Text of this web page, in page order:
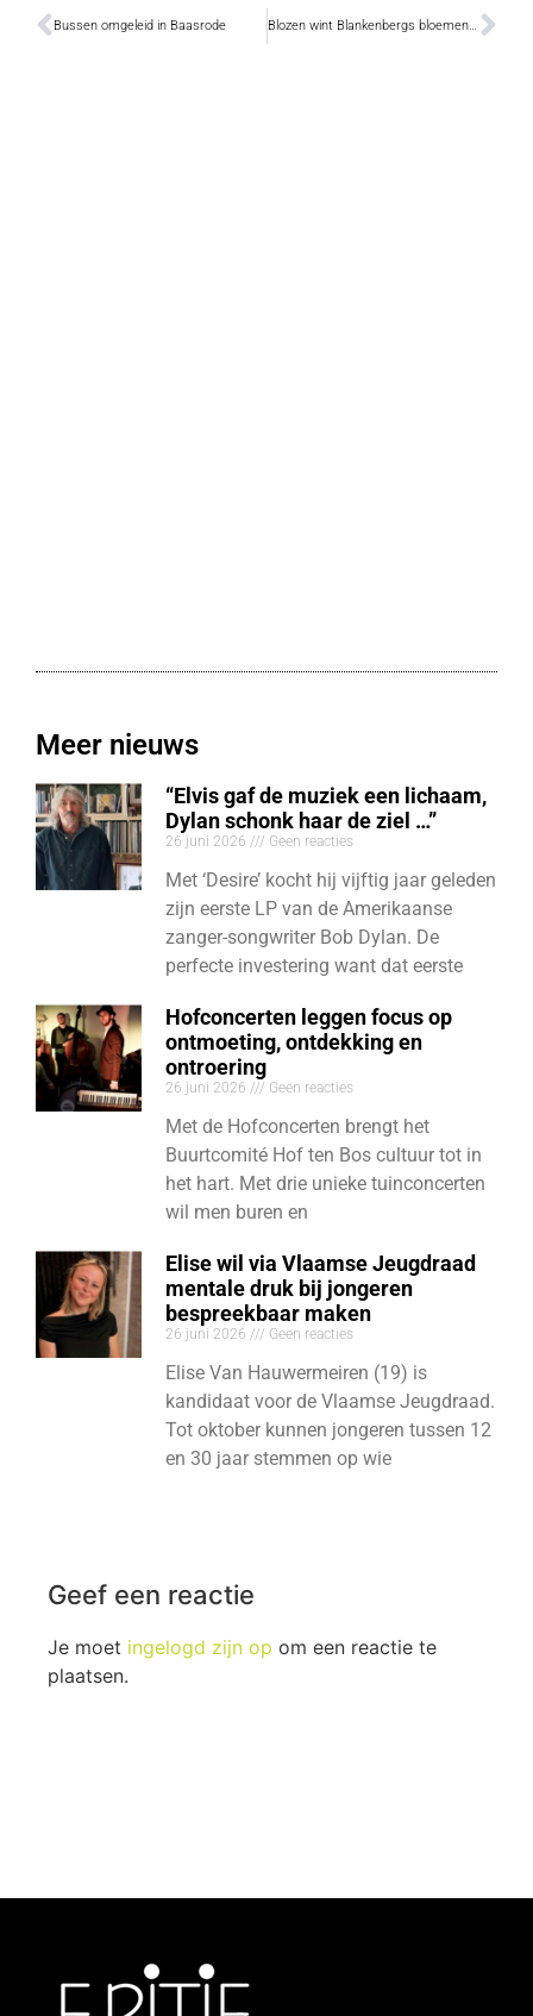
Bussen omgeleid in Baasrode Blozen wint Blankenbergs bloemencorso (met foto’s)
Meer nieuws
“Elvis gaf de muziek een lichaam,
Dylan schonk haar de ziel …”
26 juni 2026 Geen reacties
Met ‘Desire’ kocht hij vijftig jaar geleden
zijn eerste LP van de Amerikaanse
zanger-songwriter Bob Dylan. De
perfecte investering want dat eerste
Hofconcerten leggen focus op
ontmoeting, ontdekking en
ontroering
26 juni 2026 Geen reacties
Met de Hofconcerten brengt het
Buurtcomité Hof ten Bos cultuur tot in
het hart. Met drie unieke tuinconcerten
wil men buren en
Elise wil via Vlaamse Jeugdraad
mentale druk bij jongeren
bespreekbaar maken
26 juni 2026 Geen reacties
Elise Van Hauwermeiren (19) is
kandidaat voor de Vlaamse Jeugdraad.
Tot oktober kunnen jongeren tussen 12
en 30 jaar stemmen op wie
Geef een reactie
Je moet ingelogd zijn op om een reactie te
plaatsen.